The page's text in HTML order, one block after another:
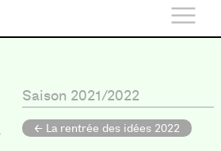
Saison 2021/2022
← La rentrée des idées 2022